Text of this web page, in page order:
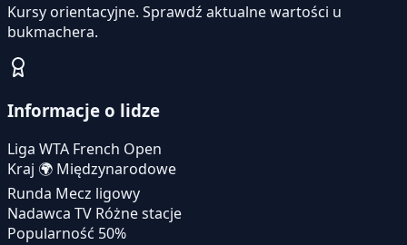
Kursy orientacyjne. Sprawdź aktualne wartości u
bukmachera.
Informacje o lidze
Liga WTA French Open
Kraj 🌍 Międzynarodowe
Runda Mecz ligowy
Nadawca TV Różne stacje
Popularność 50%